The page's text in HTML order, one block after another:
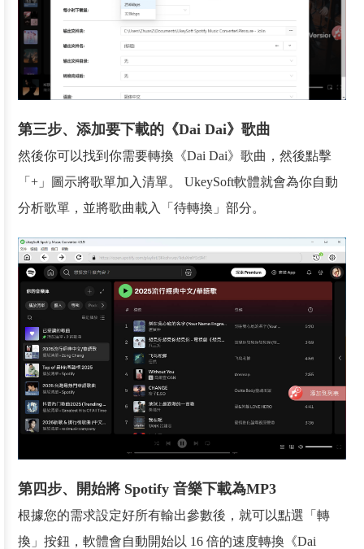
第三步、添加要下載的《Dai Dai》歌曲
然後你可以找到你需要轉換《Dai Dai》歌曲，然後點擊
「+」圖示將歌單加入清單。 UkeySoft軟體就會為你自動
分析歌單，並將歌曲載入「待轉換」部分。
第四步、開始將 Spotify 音樂下載為MP3
根據您的需求設定好所有輸出參數後，就可以點選「轉
換」按鈕，軟體會自動開始以 16 倍的速度轉換《Dai